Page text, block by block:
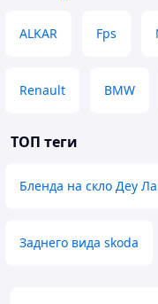
ALKAR Fps
Renault BMW
ТОП теги
Бленда на скло Деу
Заднего вида skoda